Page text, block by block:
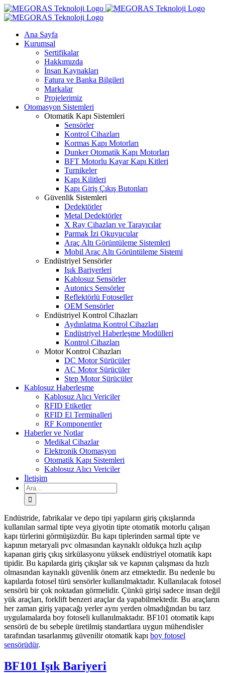
Skip
to
Ana Sayfa
Kurumsal
Sertifikalar
Hakkımızda
İnsan Kaynakları
Fatura ve Banka Bilgileri
Markalar
Projelerimiz
Otomasyon Sistemleri
Otomatik Kapı Sistemleri
Sensörler
Kontrol Cihazları
Kormas Kapı Motorları
Dunker Otomatik Kapı Motorları
BFT Motorlu Kayar Kapı Kitleri
Turnikeler
Kapı Kilitleri
Kapı Giriş Çıkış Butonları
Güvenlik Sistemleri
Dedektörler
Metal Dedektörler
X Ray Cihazları ve Tarayıcılar
Parmak İzi Okuyucular
Araç Altı Görüntüleme Sistemleri
Mobil Araç Altı Görüntüleme Sistemi
Endüstriyel Sensörler
Işık Bariyerleri
Kablosuz Sensörler
Autonics Sensörler
Reflektörlü Fotoseller
OEM Sensörler
Endüstriyel Kontrol Cihazları
Aydınlatma Kontrol Cihazları
Endüstriyel Haberleşme Modülleri
Kontrol Cihazları
Motor Kontrol Cihazları
DC Motor Sürücüler
AC Motor Sürücüler
Step Motor Sürücüler
Kablosuz Haberleşme
Kablosuz Alıcı Vericiler
RFID Etiketler
RFID El Terminalleri
RF Komponentler
Haberler ve Notlar
Medikal Cihazlar
Elektronik Otomasyon
Otomatik Kapı Sistemleri
Kablosuz Alıcı Vericiler
İletişim
Ara:
Endüstride, fabrikalar ve depo tipi yapıların giriş çıkışlarında
kullanılan sarmal tipte veya giyotin tipte otomatik motorlu çalışan
kapı türlerini görmüşüzdür. Bu kapı tiplerinden sarmal tipte ve
kapının metaryali pvc olmasından kaynaklı oldukça hızlı açılıp
kapanan giriş çıkış sirkülasyonu yüksek endüstriyel otomatik kapı
tipidir. Bu kapılarda giriş çıkışlar sık ve kapının çalışması da hızlı
olmasından kaynaklı güvenlik önem arz etmektedir. Bu nedenle bu
kapılarda fotosel türü sensörler kullanılmaktadır. Kullanılacak fotosel
sensörü bir çok noktadan görmelidir. Çünkü girişi sadece insan değil
yük araçları, forklift benzeri araçlar da yapabilmektedir. Bu araçların
her zaman giriş yapacağı yerler aynı yerden olmadığından bu tarz
uygulamalarda boy fotoseli kullanılmaktadır. BF101 otomatik kapı
sensörü de bu sebeple üretilmiş standartlara uygun mühendisler
tarafından tasarlanmış güvenilir otomatik kapı boy fotosel
sensörüdür.
BF101 Işık Bariyeri